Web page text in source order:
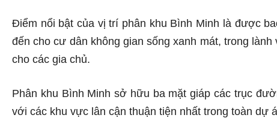
Điểm nổi bật của vị trí phân khu Bình Minh là được
đến cho cư dân không gian sống xanh mát, trong
cho các gia chủ.
Phân khu Bình Minh sở hữu ba mặt giáp các trục
với các khu vực lân cận thuận tiện nhất trong toàn dự